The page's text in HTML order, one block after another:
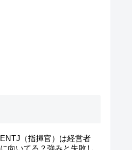
ENTJ（指揮官）は経営者
に向いてる？強みと失敗し